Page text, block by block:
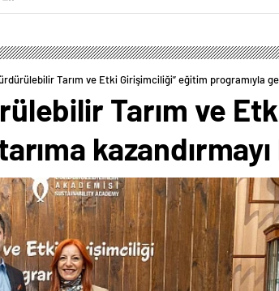
Tarım ve Etki Girişimciliği” eğitim programıyla
Tarım ve